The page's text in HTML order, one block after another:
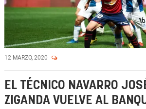
12 MARZO, 2020
EL TÉCNICO NAVARRO
ZIGANDA VUELVE AL